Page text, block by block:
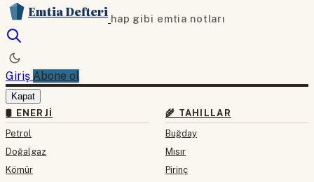
Emtia Defteri hap gibi emtia notları
Giriş Abone ol
Kapat
🛢 ENERJI
Petrol
Doğalgaz
Kömür
🌾 TAHILLAR
Buğday
Mısır
Pirinç